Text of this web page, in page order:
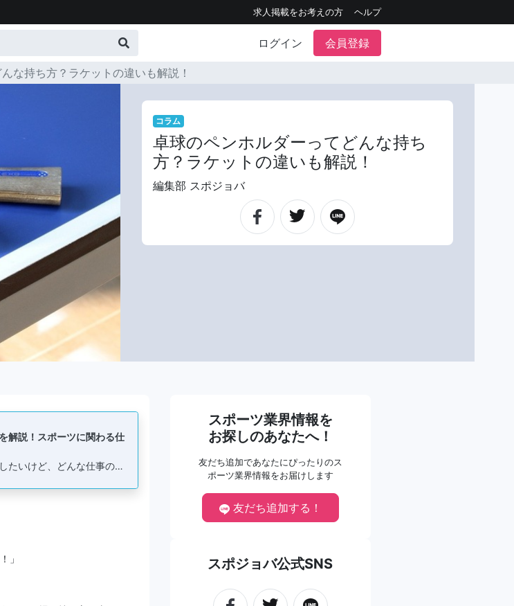
求人掲載をお考えの方 ヘルプ
ログイン 会員登録
な持ち方？ラケットの違いも解説！
コラム
卓球のペンホルダーってどんな持ち
方？ラケットの違いも解説！
編集部 スポジョバ
解説！スポーツに関わる仕
たいけど、どんな仕事の…
」
スポーツ業界情報を
お探しのあなたへ！
友だち追加であなたにぴったりのス
ポーツ業界情報をお届けします
友だち追加する！
スポジョバ公式SNS